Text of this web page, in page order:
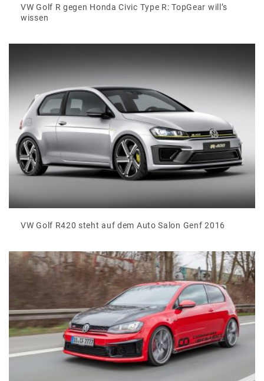
VW Golf R gegen Honda Civic Type R: TopGear will’s
wissen
VW Golf R420 steht auf dem Auto Salon Genf 2016